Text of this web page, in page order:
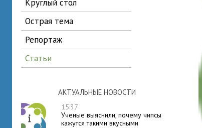
острая тема
репортаж
статьи
АКТУАЛЬНЫЕ НОВОСТИ
15:37
Ученые выяснили, почему чипсы
кажутся такими вкусными